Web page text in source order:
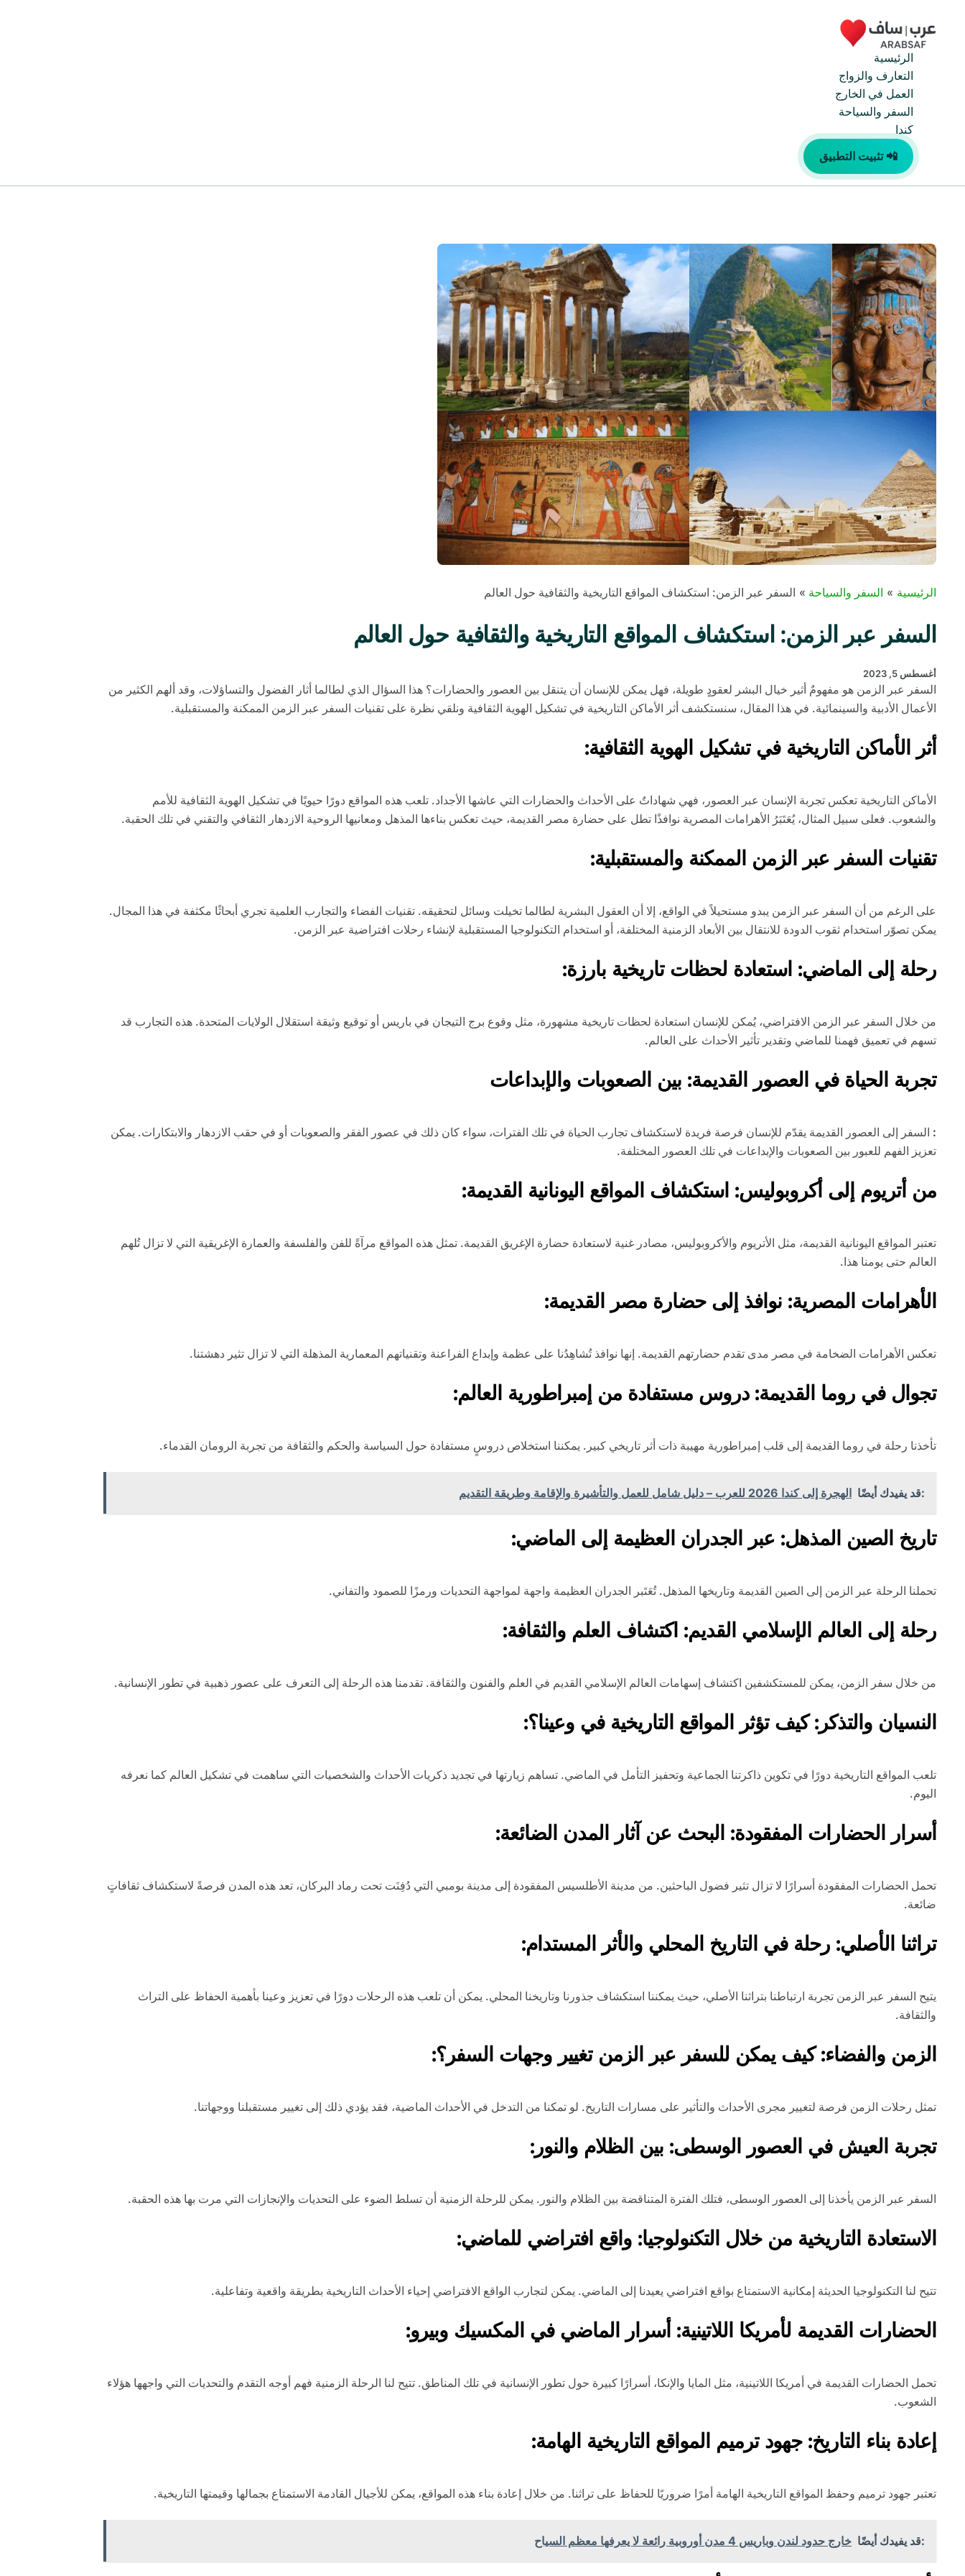
الرئيسية
التعارف والزواج
العمل في الخارج
السفر والسياحة
كندا
📲 تثبيت التطبيق
الرئيسية السفر والسياحة السفر عبر الزمن: استكشاف المواقع التاريخية والثقافية حول العالم
السفر عبر الزمن: استكشاف المواقع التاريخية والثقافية حول العالم
أغسطس 5, 2023
السفر عبر الزمن هو مفهومٌ أثير خيال البشر لعقودٍ طويلة، فهل يمكن للإنسان أن يتنقل بين العصور والحضارات؟ هذا السؤال الذي لطالما أثار الفضول والتساؤلات، وقد ألهم الكثير من
الأعمال الأدبية والسينمائية. في هذا المقال، سنستكشف أثر الأماكن التاريخية في تشكيل الهوية الثقافية ونلقي نظرة على تقنيات السفر عبر الزمن الممكنة والمستقبلية.
أثر الأماكن التاريخية في تشكيل الهوية الثقافية:
الأماكن التاريخية تعكس تجربة الإنسان عبر العصور، فهي شهاداتٌ على الأحداث والحضارات التي عاشها الأجداد. تلعب هذه المواقع دورًا حيويًا في تشكيل الهوية الثقافية للأمم
والشعوب. فعلى سبيل المثال، يُعَتَبَرُ الأهرامات المصرية نوافذًا تطل على حضارة مصر القديمة، حيث تعكس بناءها المذهل ومعانيها الروحية الازدهار الثقافي والتقني في تلك الحقبة.
تقنيات السفر عبر الزمن الممكنة والمستقبلية:
على الرغم من أن السفر عبر الزمن يبدو مستحيلاً في الواقع، إلا أن العقول البشرية لطالما تخيلت وسائل لتحقيقه. تقنيات الفضاء والتجارب العلمية تجري أبحاثًا مكثفة في هذا المجال.
يمكن تصوّر استخدام ثقوب الدودة للانتقال بين الأبعاد الزمنية المختلفة، أو استخدام التكنولوجيا المستقبلية لإنشاء رحلات افتراضية عبر الزمن.
رحلة إلى الماضي: استعادة لحظات تاريخية بارزة:
من خلال السفر عبر الزمن الافتراضي، يُمكن للإنسان استعادة لحظات تاريخية مشهورة، مثل وقوع برج التيجان في باريس أو توقيع وثيقة استقلال الولايات المتحدة. هذه التجارب قد
تسهم في تعميق فهمنا للماضي وتقدير تأثير الأحداث على العالم.
تجربة الحياة في العصور القديمة: بين الصعوبات والإبداعات
: السفر إلى العصور القديمة يقدّم للإنسان فرصة فريدة لاستكشاف تجارب الحياة في تلك الفترات، سواء كان ذلك في عصور الفقر والصعوبات أو في حقب الازدهار والابتكارات. يمكن
تعزيز الفهم للعبور بين الصعوبات والإبداعات في تلك العصور المختلفة.
من أتريوم إلى أكروبوليس: استكشاف المواقع اليونانية القديمة:
تعتبر المواقع اليونانية القديمة، مثل الأتريوم والأكروبوليس، مصادر غنية لاستعادة حضارة الإغريق القديمة. تمثل هذه المواقع مرآةً للفن والفلسفة والعمارة الإغريقية التي لا تزال تُلهم
العالم حتى يومنا هذا.
الأهرامات المصرية: نوافذ إلى حضارة مصر القديمة:
تعكس الأهرامات الضخامة في مصر مدى تقدم حضارتهم القديمة. إنها نوافذ تُشاهِدُنا على عظمة وإبداع الفراعنة وتقنياتهم المعمارية المذهلة التي لا تزال تثير دهشتنا.
تجوال في روما القديمة: دروس مستفادة من إمبراطورية العالم:
تأخذنا رحلة في روما القديمة إلى قلب إمبراطورية مهيبة ذات أثر تاريخي كبير. يمكننا استخلاص دروسٍ مستفادة حول السياسة والحكم والثقافة من تجربة الرومان القدماء.
:قد يفيدك أيضًا الهجرة إلى كندا 2026 للعرب – دليل شامل للعمل والتأشيرة والإقامة وطريقة التقديم
تاريخ الصين المذهل: عبر الجدران العظيمة إلى الماضي:
تحملنا الرحلة عبر الزمن إلى الصين القديمة وتاريخها المذهل. تُعَتَبر الجدران العظيمة واجهة لمواجهة التحديات ورمزًا للصمود والتفاني.
رحلة إلى العالم الإسلامي القديم: اكتشاف العلم والثقافة:
من خلال سفر الزمن، يمكن للمستكشفين اكتشاف إسهامات العالم الإسلامي القديم في العلم والفنون والثقافة. تقدمنا هذه الرحلة إلى التعرف على عصور ذهبية في تطور الإنسانية.
النسيان والتذكر: كيف تؤثر المواقع التاريخية في وعينا؟:
تلعب المواقع التاريخية دورًا في تكوين ذاكرتنا الجماعية وتحفيز التأمل في الماضي. تساهم زيارتها في تجديد ذكريات الأحداث والشخصيات التي ساهمت في تشكيل العالم كما نعرفه
اليوم.
أسرار الحضارات المفقودة: البحث عن آثار المدن الضائعة:
تحمل الحضارات المفقودة أسرارًا لا تزال تثير فضول الباحثين. من مدينة الأطلسيس المفقودة إلى مدينة بومبي التي دُفِنَت تحت رماد البركان، تعد هذه المدن فرصةً لاستكشاف ثقافاتٍ
ضائعة.
تراثنا الأصلي: رحلة في التاريخ المحلي والأثر المستدام:
يتيح السفر عبر الزمن تجربة ارتباطنا بتراثنا الأصلي، حيث يمكننا استكشاف جذورنا وتاريخنا المحلي. يمكن أن تلعب هذه الرحلات دورًا في تعزيز وعينا بأهمية الحفاظ على التراث
والثقافة.
الزمن والفضاء: كيف يمكن للسفر عبر الزمن تغيير وجهات السفر؟:
تمثل رحلات الزمن فرصة لتغيير مجرى الأحداث والتأثير على مسارات التاريخ. لو تمكنا من التدخل في الأحداث الماضية، فقد يؤدي ذلك إلى تغيير مستقبلنا ووجهاتنا.
تجربة العيش في العصور الوسطى: بين الظلام والنور:
السفر عبر الزمن يأخذنا إلى العصور الوسطى، فتلك الفترة المتناقضة بين الظلام والنور. يمكن للرحلة الزمنية أن تسلط الضوء على التحديات والإنجازات التي مرت بها هذه الحقبة.
الاستعادة التاريخية من خلال التكنولوجيا: واقع افتراضي للماضي:
تتيح لنا التكنولوجيا الحديثة إمكانية الاستمتاع بواقع افتراضي يعيدنا إلى الماضي. يمكن لتجارب الواقع الافتراضي إحياء الأحداث التاريخية بطريقة واقعية وتفاعلية.
الحضارات القديمة لأمريكا اللاتينية: أسرار الماضي في المكسيك وبيرو:
تحمل الحضارات القديمة في أمريكا اللاتينية، مثل المايا والإنكا، أسرارًا كبيرة حول تطور الإنسانية في تلك المناطق. تتيح لنا الرحلة الزمنية فهم أوجه التقدم والتحديات التي واجهها هؤلاء
الشعوب.
إعادة بناء التاريخ: جهود ترميم المواقع التاريخية الهامة:
تعتبر جهود ترميم وحفظ المواقع التاريخية الهامة أمرًا ضروريًا للحفاظ على تراثنا. من خلال إعادة بناء هذه المواقع، يمكن للأجيال القادمة الاستمتاع بجمالها وقيمتها التاريخية.
:قد يفيدك أيضًا خارج حدود لندن وباريس 4 مدن أوروبية رائعة لا يعرفها معظم السياح